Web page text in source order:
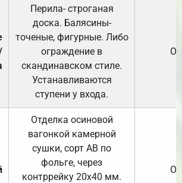
Перила- строганая
доска. Балясины-
точеные, фигурные. Либо
ограждение в
скандинавском стиле.
Устанавливаются
ступени у входа.
Отделка осиновой
вагонкой камерной
сушки, сорт АВ по
фольге, через
контррейку 20х40 мм.